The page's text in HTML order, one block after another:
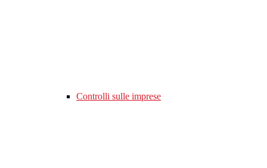
Controlli sulle imprese